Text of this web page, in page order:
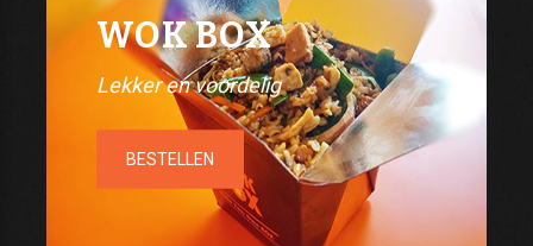
WOK BOX
Lekker en voordelig
BESTELLEN